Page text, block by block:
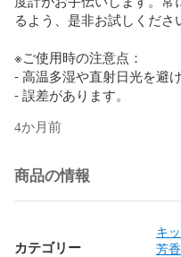
るよう、是非お試しくださ
※ご使用時の注意点：
- 高温多湿や直射日光を避
- 誤差があります。
4か月前
商品の情報
カテゴリー
キ
芳